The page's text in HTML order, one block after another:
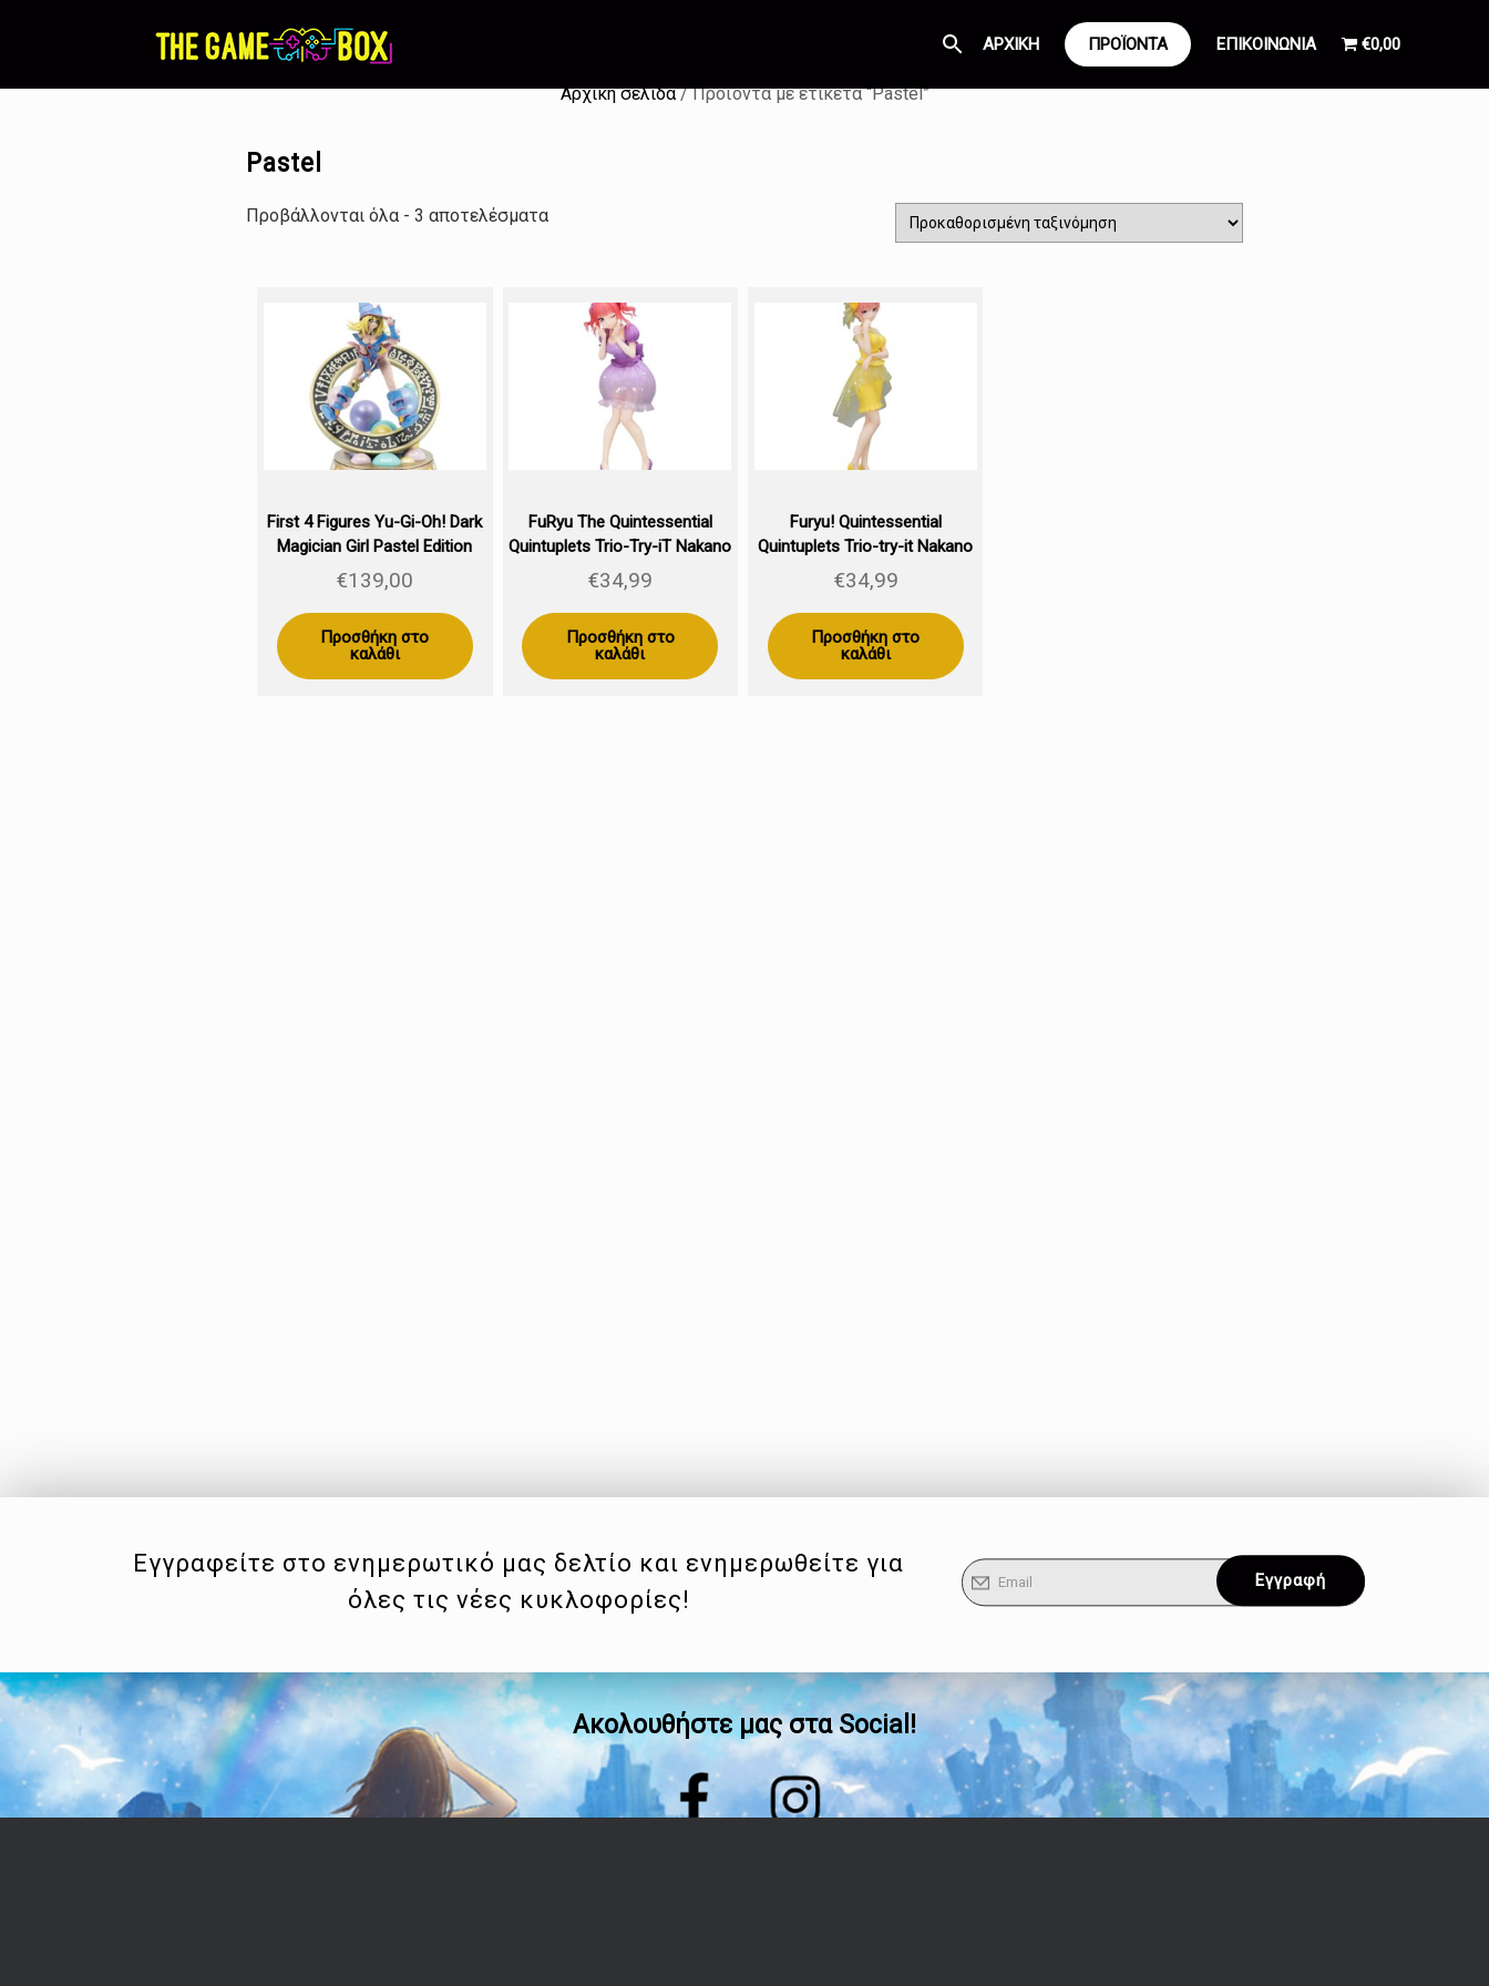
ΑΡΧΙΚΗ ΠΡΟΪΟΝΤΑ ΕΠΙΚΟΙΝΩΝΙΑ €0,00
Αρχική σελίδα/ Προϊόντα με ετικέτα “Pastel”
Pastel
Προβάλλονται όλα - 3 αποτελέσματα
First 4 Figures Yu-Gi-Oh! Dark
Magician Girl Pastel Edition
30cm
€139,00
Προσθήκη στο
καλάθι
FuRyu The Quintessential
Quintuplets Trio-Try-iT Nakano
Nino Pastel Dress 21cm
€34,99
Προσθήκη στο
καλάθι
Furyu! Quintessential
Quintuplets Trio-try-it Nakano
Ichika Pastel Dress 21cm
€34,99
Προσθήκη στο
καλάθι
Εγγραφείτε στο ενημερωτικό μας δελτίο και ενημερωθείτε για
όλες τις νέες κυκλοφορίες!
Ακολουθήστε μας στα Social!